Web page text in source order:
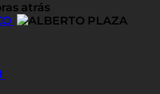
atrás